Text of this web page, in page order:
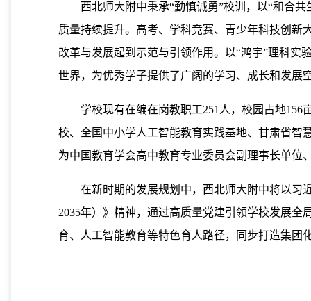
西北师大附中秉承“勤慎诚勇”校训，以“和合
质量持续提升。高考、学科竞赛、青少年科技创新
改革与发展起到示范与引领作用。以“鸿宇”理科实
世界，为优秀学子提供了广阔的学习、成长和发展
学校现有在编在岗教职工251人，校园占地
校、全国中小学人工智能教育实践基地、甘肃省智
为中国教育学会高中教育专业委员会副理事长单位
在新时期的发展规划中，西北师大附中将以习
2035年）》精神，通过高质量党建引领学校发展
育、人工智能教育等特色育人路径，同步打造集团